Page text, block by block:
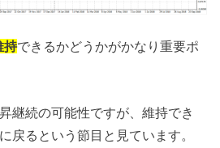
持できるかどうかがかなり重要ポ
継続の可能性ですが、維持でき
戻るという節目と見ています。